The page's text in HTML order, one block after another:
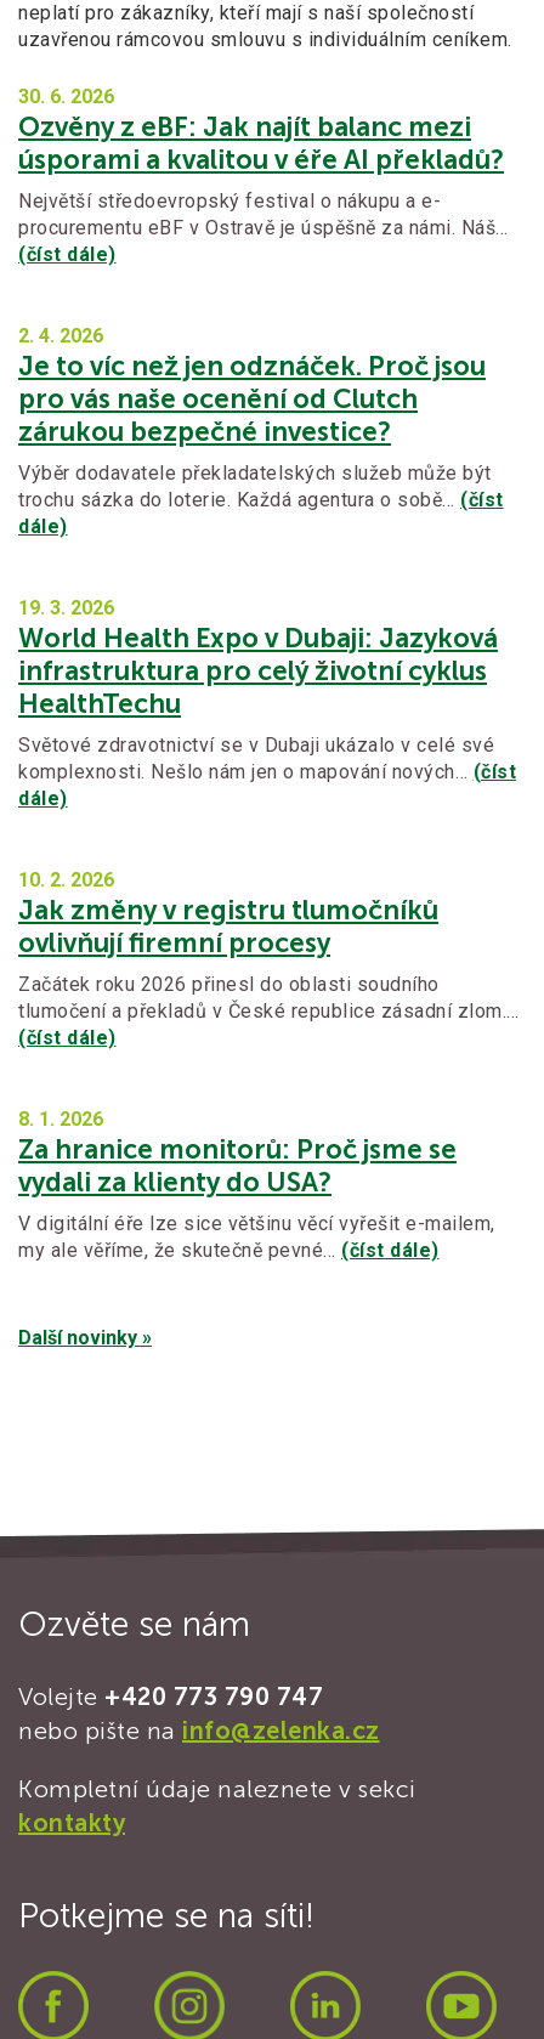
neplatí pro zákazníky, kteří mají s naší společností
uzavřenou rámcovou smlouvu s individuálním ceníkem.
30. 6. 2026
Ozvěny z eBF: Jak najít balanc mezi
úsporami a kvalitou v éře AI překladů?
Největší středoevropský festival o nákupu a e-
procurementu eBF v Ostravě je úspěšně za námi. Náš…
(číst dále)
2. 4. 2026
Je to víc než jen odznáček. Proč jsou
pro vás naše ocenění od Clutch
zárukou bezpečné investice?
Výběr dodavatele překladatelských služeb může být
trochu sázka do loterie. Každá agentura o sobě… (číst
dále)
19. 3. 2026
World Health Expo v Dubaji: Jazyková
infrastruktura pro celý životní cyklus
HealthTechu
Světové zdravotnictví se v Dubaji ukázalo v celé své
komplexnosti. Nešlo nám jen o mapování nových… (číst
dále)
10. 2. 2026
Jak změny v registru tlumočníků
ovlivňují firemní procesy
Začátek roku 2026 přinesl do oblasti soudního
tlumočení a překladů v České republice zásadní zlom.…
(číst dále)
8. 1. 2026
Za hranice monitorů: Proč jsme se
vydali za klienty do USA?
V digitální éře lze sice většinu věcí vyřešit e-mailem,
my ale věříme, že skutečně pevné… (číst dále)
Další novinky »
Ozvěte se nám
Volejte +420 773 790 747
nebo pište na info@zelenka.cz
Kompletní údaje naleznete v sekci
kontakty
Potkejme se na síti!